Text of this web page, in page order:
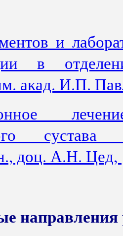
и
в
И.П.
доц. А.Н.